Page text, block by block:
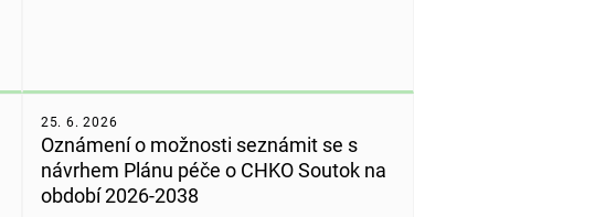
Oznámení o možnosti seznámit se s
návrhem Plánu péče o CHKO Soutok na
období 2026-2038
25. 6. 2026